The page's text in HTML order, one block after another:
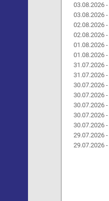
03.08.2026 -
03.08.2026 -
02.08.2026 -
02.08.2026 -
01.08.2026 -
01.08.2026 -
31.07.2026 -
31.07.2026 -
30.07.2026 -
30.07.2026 -
30.07.2026 -
30.07.2026 -
30.07.2026 -
29.07.2026 -
29.07.2026 -